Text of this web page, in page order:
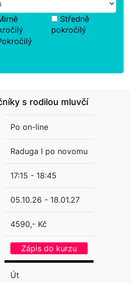
Středně
pokročilý
s rodilou mluvčí
Po on-line
Raduga I po novomu
17:15 - 18:45
05.10.26 - 18.01.27
4590,- Kč
Zápis do kurzu
Út